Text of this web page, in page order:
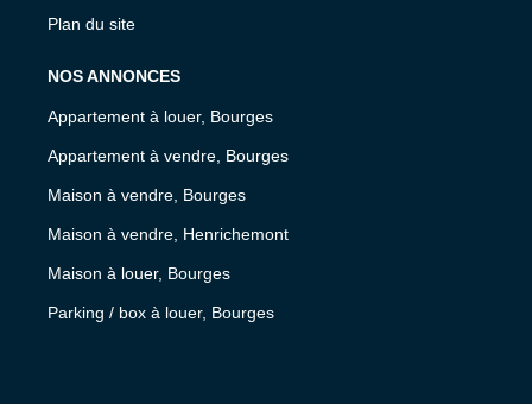
Plan du site
NOS ANNONCES
Appartement à louer, Bourges
Appartement à vendre, Bourges
Maison à vendre, Bourges
Maison à vendre, Henrichemont
Maison à louer, Bourges
Parking / box à louer, Bourges